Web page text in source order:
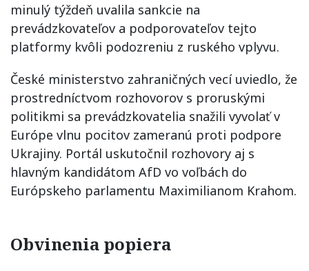
minulý týždeň uvalila sankcie na
prevádzkovateľov a podporovateľov tejto
platformy kvôli podozreniu z ruského vplyvu.
České ministerstvo zahraničných vecí uviedlo, že
prostredníctvom rozhovorov s proruskými
politikmi sa prevádzkovatelia snažili vyvolať v
Európe vlnu pocitov zameranú proti podpore
Ukrajiny. Portál uskutočnil rozhovory aj s
hlavným kandidátom AfD vo voľbách do
Európskeho parlamentu Maximilianom Krahom.
Obvinenia popiera